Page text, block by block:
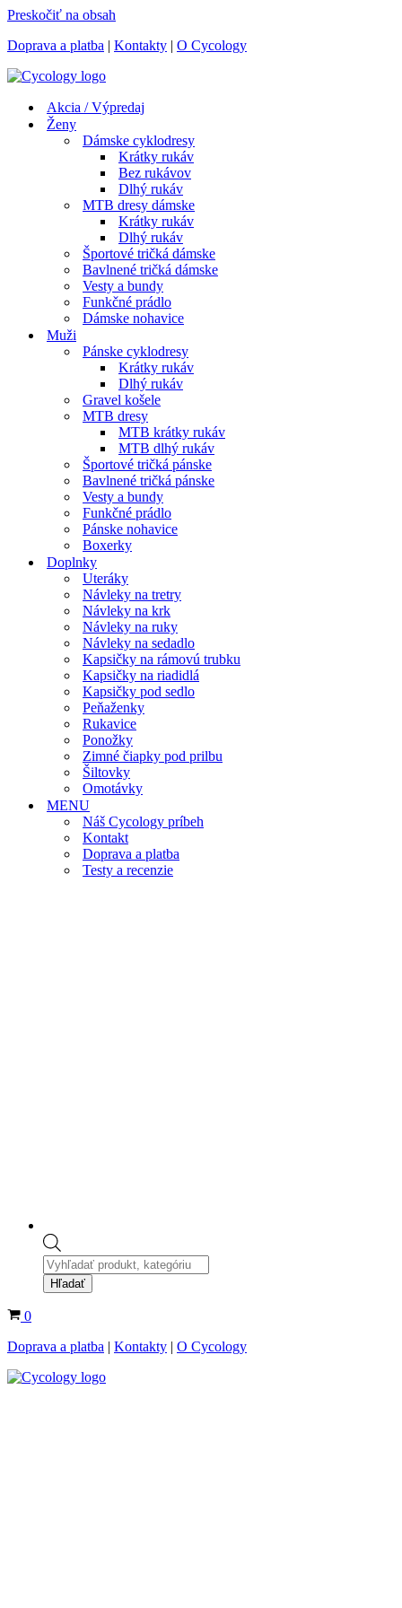
Preskočiť na obsah
Doprava a platba | Kontakty | O Cycology
Akcia / Výpredaj
Ženy
Dámske cyklodresy
Krátky rukáv
Bez rukávov
Dlhý rukáv
MTB dresy dámske
Krátky rukáv
Dlhý rukáv
Športové tričká dámske
Bavlnené tričká dámske
Vesty a bundy
Funkčné prádlo
Dámske nohavice
Muži
Pánske cyklodresy
Krátky rukáv
Dlhý rukáv
Gravel košele
MTB dresy
MTB krátky rukáv
MTB dlhý rukáv
Športové tričká pánske
Bavlnené tričká pánske
Vesty a bundy
Funkčné prádlo
Pánske nohavice
Boxerky
Doplnky
Uteráky
Návleky na tretry
Návleky na krk
Návleky na ruky
Návleky na sedadlo
Kapsičky na rámovú trubku
Kapsičky na riadidlá
Kapsičky pod sedlo
Peňaženky
Rukavice
Ponožky
Zimné čiapky pod prilbu
Šiltovky
Omotávky
MENU
Náš Cycology príbeh
Kontakt
Doprava a platba
Testy a recenzie
Products
search
Hľadať
Košík
0
Doprava a platba | Kontakty | O Cycology